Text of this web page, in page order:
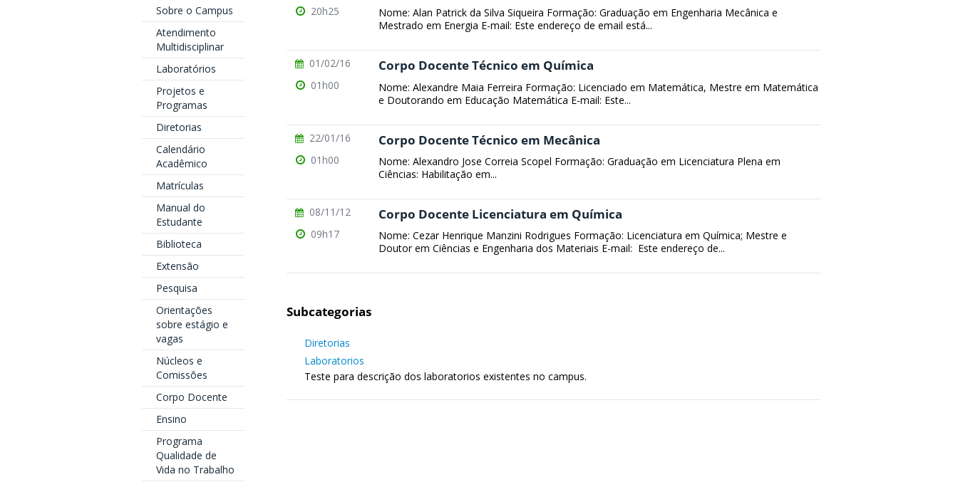
Sobre o Campus
Atendimento
Multidisciplinar
Laboratórios
Projetos e
Programas
Diretorias
Calendário
Acadêmico
Matrículas
Manual do
Estudante
Biblioteca
Extensão
Pesquisa
Orientações
sobre estágio e
vagas
Núcleos e
Comissões
Corpo Docente
Ensino
Programa
Qualidade de
Vida no Trabalho
Nome: Alan Patrick da Silva Siqueira Formação: Graduação em Engenharia Mecânica e
Mestrado em Energia E-mail: Este endereço de email está...
20h25
Corpo Docente Técnico em Química
Nome: Alexandre Maia Ferreira Formação: Licenciado em Matemática, Mestre em Matemática
e Doutorando em Educação Matemática E-mail: Este...
01/02/16
01h00
Corpo Docente Técnico em Mecânica
Nome: Alexandro Jose Correia Scopel Formação: Graduação em Licenciatura Plena em
Ciências: Habilitação em...
22/01/16
01h00
Corpo Docente Licenciatura em Química
Nome: Cezar Henrique Manzini Rodrigues Formação: Licenciatura em Química; Mestre e
Doutor em Ciências e Engenharia dos Materiais E-mail: Este endereço de...
08/11/12
09h17
Subcategorias
Diretorias
Laboratorios
Teste para descrição dos laboratorios existentes no campus.